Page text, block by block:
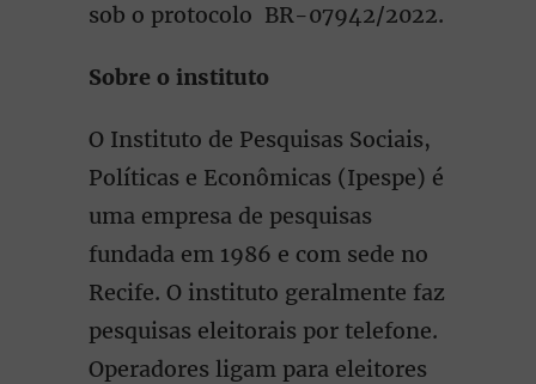
sob o protocolo BR-07942/2022.
Sobre o instituto
O Instituto de Pesquisas Sociais,
Políticas e Econômicas (Ipespe) é
uma empresa de pesquisas
fundada em 1986 e com sede no
Recife. O instituto geralmente faz
pesquisas eleitorais por telefone.
Operadores ligam para eleitores